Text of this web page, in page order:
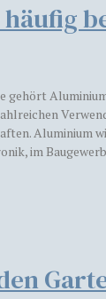
gehört
Aluminium
im